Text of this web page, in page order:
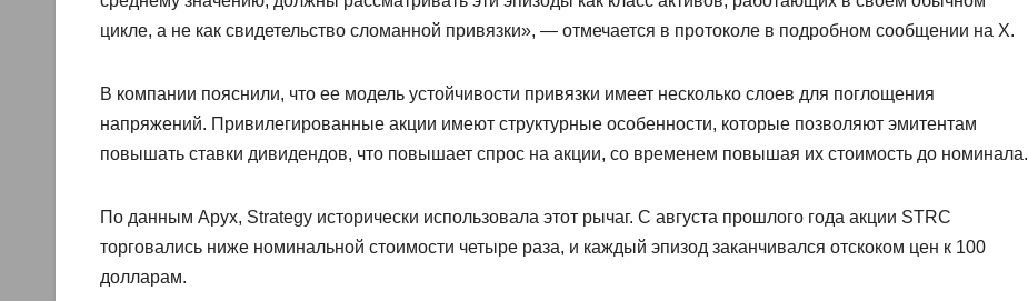
цикле, а не как свидетельство сломанной привязки», — отмечается в протоколе в подробном сообщении на X.
В компании пояснили, что ее модель устойчивости привязки имеет несколько слоев для поглощения
напряжений. Привилегированные акции имеют структурные особенности, которые позволяют эмитентам
повышать ставки дивидендов, что повышает спрос на акции, со временем повышая их стоимость до номинала.
По данным Apyx, Strategy исторически использовала этот рычаг. С августа прошлого года акции STRC
торговались ниже номинальной стоимости четыре раза, и каждый эпизод заканчивался отскоком цен к 100
долларам.